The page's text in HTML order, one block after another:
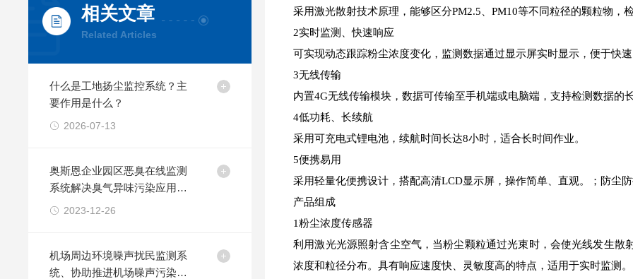
相关文章
Related Articles
什么是工地扬尘监控系统？主
要作用是什么？
2026-07-13
奥斯恩企业园区恶臭在线监测
系统解决臭气异味污染应用方
案
2023-12-26
机场周边环境噪声扰民监测系
统、协助推进机场噪声污染防
采用激光散射技术原理，能够区分PM2.5、PM10等不同粒径的颗粒物，
2实时监测、快速响应
可实现动态跟踪粉尘浓度变化，监测数据通过显示屏实时显示，便于快速
3无线传输
内置4G无线传输模块，数据可传输至手机端或电脑端，支持检测数据的
4‌低功耗、长续航
采用可充电式锂电池，续航时间长达8小时，适合长时间作业。
5便携易用
采用轻量化便携设计，搭配高清LCD显示屏，操作简单、直观。；防尘防
产品组成
1粉尘浓度传感器
利用激光光源照射含尘空气，当粉尘颗粒通过光束时，会使光线发生
浓度和粒径分布。具有响应速度快、灵敏度高的特点，适用于实时监测。